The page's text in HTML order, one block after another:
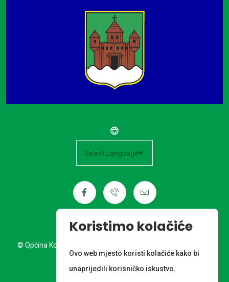
© Općina Kotoriba. Sva prava pridržana. Izrada web stranice:
Nordia grupa d.o.o.
Koristimo kolačiće
Ovo web mjesto koristi kolačiće kako bi
unaprijedili korisničko iskustvo.